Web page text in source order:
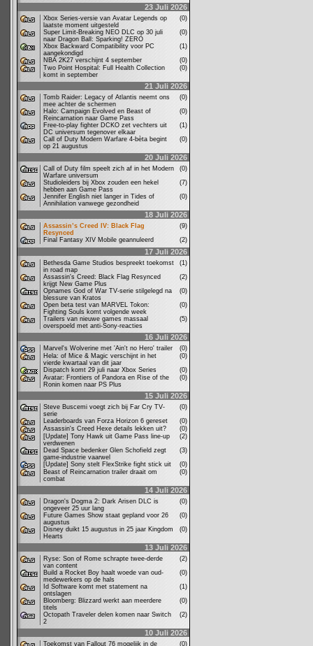
23 Juli 2026
Xbox Series-versie van Avatar Legends op
laatste moment uitgesteld
(0)
Super Limit-Breaking NEO DLC op 30 juli
naar Dragon Ball: Sparking! ZERO
(0)
Xbox Backward Compatibility voor PC
aangekondigd
(1)
NBA 2K27 verschijnt 4 september
(0)
Two Point Hospital: Full Health Collection
komt in september
(0)
21 Juli 2026
Tomb Raider: Legacy of Atlantis neemt ons
mee achter de schermen
(0)
Halo: Campaign Evolved en Beast of
Reincarnation naar Game Pass
(0)
Free-to-play fighter DCKO zet vechters uit
DC universum tegenover elkaar
(1)
Call of Duty Modern Warfare 4-bèta begint
op 21 augustus
(0)
20 Juli 2026
Call of Duty film speelt zich af in het Modern
Warfare universum
(0)
Studioleiders bij Xbox zouden een hekel
hebben aan Game Pass
(7)
Jennifer English niet langer in Tides of
Annihilation vanwege gezondheid
(0)
18 Juli 2026
Assassin’s Creed IV: Black Flag
Resynced
(9)
Final Fantasy XIV Mobile geannuleerd
(2)
17 Juli 2026
Bethesda Game Studios bespreekt toekomst
in road map
(1)
Assassin's Creed: Black Flag Resynced
krijgt New Game Plus
(2)
Opnames God of War TV-serie stilgelegd na
blessure van Kratos
(0)
Open beta test van MARVEL Tokon:
Fighting Souls komt volgende week
(0)
Trailers van nieuwe games massaal
overspoeld met anti-Sony-reacties
(5)
16 Juli 2026
Marvel's Wolverine met 'Ain't no Hero' trailer
(0)
Hela: of Mice & Magic verschijnt in het
vierde kwartaal van dit jaar
(0)
Dispatch komt 29 juli naar Xbox Series
(0)
Avatar: Frontiers of Pandora en Rise of the
Ronin komen naar PS Plus
(0)
15 Juli 2026
Steve Buscemi voegt zich bij Far Cry TV-
serie
(0)
Leaderboards van Forza Horizon 6 gereset
(0)
Assassin's Creed Hexe details lekken uit?
(0)
[Update] Tony Hawk uit Game Pass line-up
verdwenen
(2)
Dead Space bedenker Glen Schofield zegt
game-industrie vaarwel
(3)
[Update] Sony stelt FlexStrike fight stick uit
(0)
Beast of Reincarnation trailer draait om
combat
(0)
14 Juli 2026
Dragon's Dogma 2: Dark Arisen DLC is
ongeveer 25 uur lang
(0)
Future Games Show staat gepland voor 26
augustus
(0)
Disney duikt 15 augustus in 25 jaar Kingdom
Hearts
(0)
13 Juli 2026
Ryse: Son of Rome schrapte twee-derde
van content
(2)
Build a Rocket Boy haalt woede van oud-
medewerkers op de hals
(0)
Id Software komt met statement na
ontslagen
(1)
Bloomberg: Blizzard werkt aan meerdere
titels
(0)
Octopath Traveler delen komen naar Switch
2
(2)
10 Juli 2026
Toekomst van Fallout 76 mogelijk in de (0)